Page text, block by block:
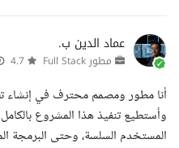
عماد الدين ب.
مطور Full Stack
أنا مطور ومصمم محترف في
وأستطيع تنفيذ هذا المشروع
المستخدم السلسة، وحتى البرمجة